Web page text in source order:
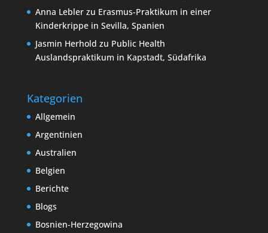
Anna Leblerzu Erasmus-Praktikum in einer
Kinderkrippe in Sevilla, Spanien
Jasmin Herhold zu Public Health
Auslandspraktikum in Kapstadt, Südafrika
Kategorien
Allgemein
Argentinien
Australien
Belgien
Berichte
Blogs
Bosnien-Herzegowina